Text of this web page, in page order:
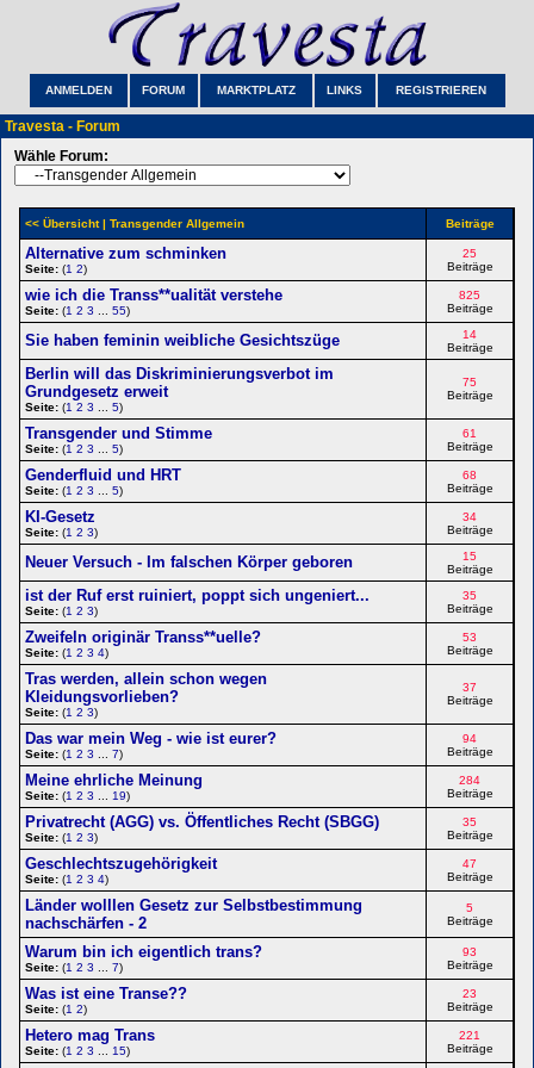
ANMELDEN FORUM MARKTPLATZ LINKS REGISTRIEREN
Travesta - Forum
Wähle Forum:
<< Übersicht| Transgender Allgemein Beiträge
Alternative zum schminken
Seite: (1 2)
25
Beiträge
wie ich die Transs**ualität verstehe
Seite: (1 2 3 55)
825
Beiträge
Sie haben feminin weibliche Gesichtszüge
14
Beiträge
Berlin will das Diskriminierungsverbot im
Grundgesetz erweit
Seite: (1 2 3 5)
75
Beiträge
Transgender und Stimme
Seite: (1 2 3 5)
61
Beiträge
Genderfluid und HRT
Seite: (1 2 3 5)
68
Beiträge
KI-Gesetz
Seite: (1 2 3)
34
Beiträge
Neuer Versuch - Im falschen Körper geboren
15
Beiträge
ist der Ruf erst ruiniert, poppt sich ungeniert...
Seite: (1 2 3)
35
Beiträge
Zweifeln originär Transs**uelle?
Seite: (1 2 3 4)
53
Beiträge
Tras werden, allein schon wegen
Kleidungsvorlieben?
Seite: (1 2 3)
37
Beiträge
Das war mein Weg - wie ist eurer?
Seite: (1 2 3 7)
94
Beiträge
Meine ehrliche Meinung
Seite: (1 2 3 19)
284
Beiträge
Privatrecht (AGG) vs. Öffentliches Recht (SBGG)
Seite: (1 2 3)
35
Beiträge
Geschlechtszugehörigkeit
Seite: (1 2 3 4)
47
Beiträge
Länder wolllen Gesetz zur Selbstbestimmung
nachschärfen - 2
5
Beiträge
Warum bin ich eigentlich trans?
Seite: (1 2 3 7)
93
Beiträge
Was ist eine Transe??
Seite: (1 2)
23
Beiträge
Hetero mag Trans
Seite: (1 2 3 15)
221
Beiträge